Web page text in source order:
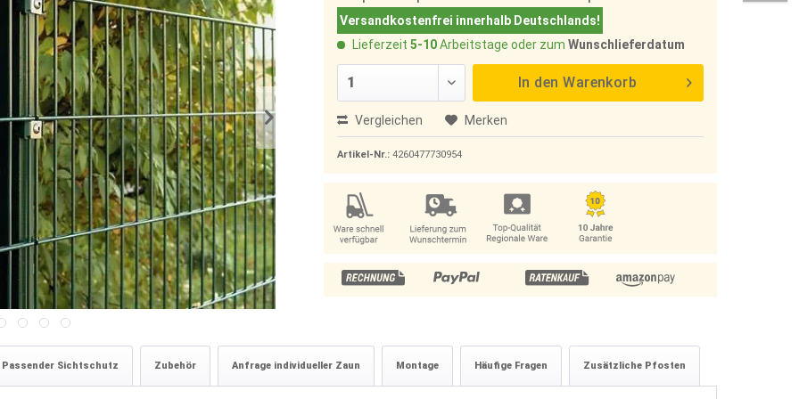
Versandkostenfrei innerhalb Deutschlands!
Lieferzeit5-10Arbeitstage oder zumWunschlieferdatum
In den Warenkorb
Vergleichen Merken
Artikel-Nr.:4260477730954
Passender Sichtschutz Zubehör Anfrage individueller Zaun Montage Häufige Fragen Zusätzliche Pfosten